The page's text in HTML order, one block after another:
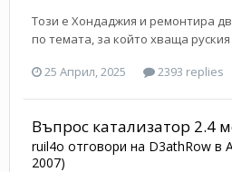
Този е Хондаджия и ремонтира
по темата, за който хваща руския
25 Април, 2025
2393 replies
Въпрос катализатор 2.4
ruil4o отговори на D3athRow в
2007)